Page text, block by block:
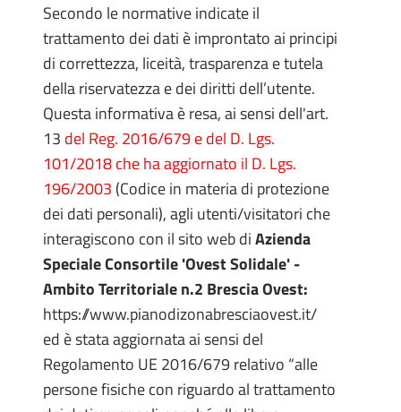
Secondo le normative indicate il
trattamento dei dati è improntato ai principi
di correttezza, liceità, trasparenza e tutela
della riservatezza e dei diritti dell’utente.
Questa informativa è resa, ai sensi dell'art.
13 del Reg. 2016/679 e del D. Lgs.
101/2018 che ha aggiornato il D. Lgs.
196/2003 (Codice in materia di protezione
dei dati personali), agli utenti/visitatori che
interagiscono con il sito web diAzienda
Speciale Consortile 'Ovest Solidale' -
Ambito Territoriale n.2 Brescia Ovest:
https://www.pianodizonabresciaovest.it/
ed è stata aggiornata ai sensi del
Regolamento UE 2016/679 relativo “alle
persone fisiche con riguardo al trattamento